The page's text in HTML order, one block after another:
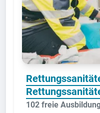
102 freie